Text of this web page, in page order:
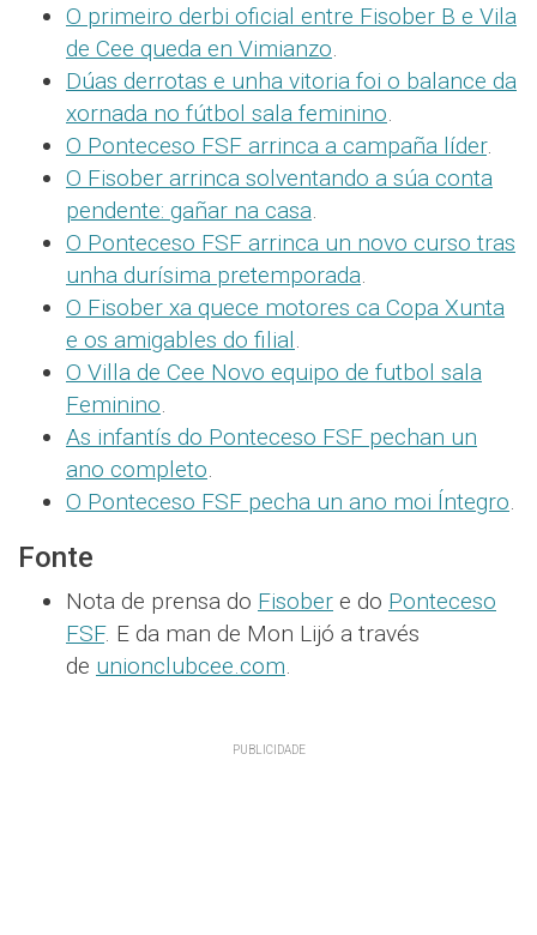
O primeiro derbi oficial entre Fisober B e Vila
de Cee queda en Vimianzo.
Dúas derrotas e unha vitoria foi o balance da
xornada no fútbol sala feminino.
O Ponteceso FSF arrinca a campaña líder.
O Fisober arrinca solventando a súa conta
pendente: gañar na casa.
O Ponteceso FSF arrinca un novo curso tras
unha durísima pretemporada.
O Fisober xa quece motores ca Copa Xunta
e os amigables do filial.
O Villa de Cee Novo equipo de futbol sala
Feminino.
As infantís do Ponteceso FSF pechan un
ano completo.
O Ponteceso FSF pecha un ano moi Íntegro.
Fonte
Nota de prensa do Fisober e do Ponteceso
FSF. E da man de Mon Lijó a través
de unionclubcee.com.